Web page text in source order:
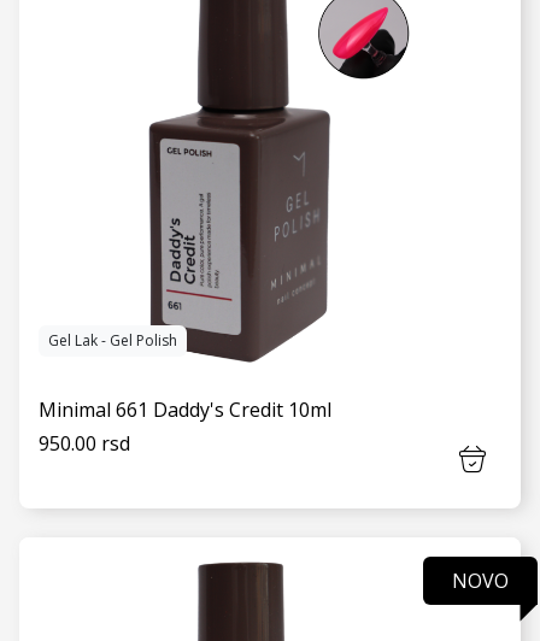
VIDI JOŠ
Gel Lak - Gel Polish
Minimal 661 Daddy's Credit 10ml
950.00 rsd
NOVO